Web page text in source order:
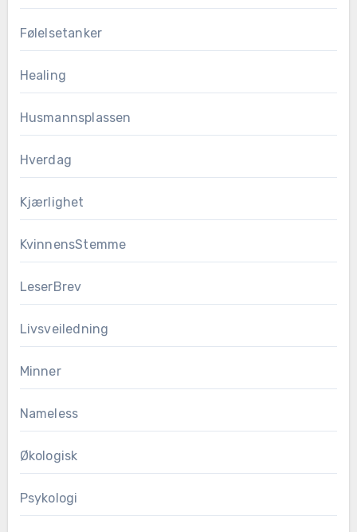
Følelsetanker
Healing
Husmannsplassen
Hverdag
Kjærlighet
KvinnensStemme
LeserBrev
Livsveiledning
Minner
Nameless
Økologisk
Psykologi